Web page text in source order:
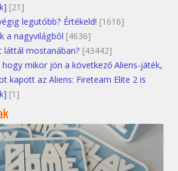
[21]
legutóbb? Értékeld! [1616]
a nagyvilágból [4636]
láttál mostanában? [43442]
hogy mikor jön a következő Aliens-játék,
kapott az Aliens: Fireteam Elite 2 is
[1]